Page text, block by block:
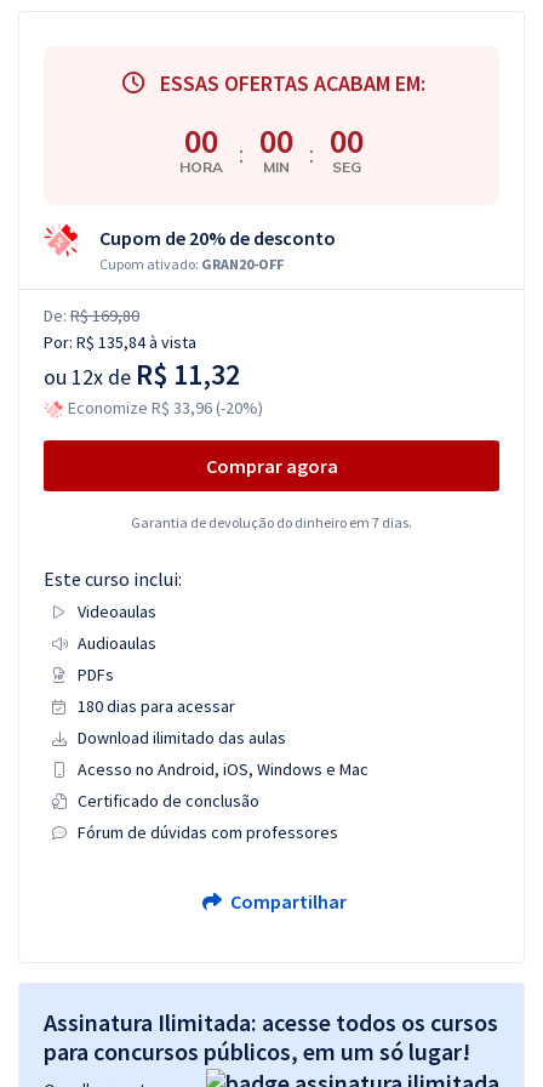
ESSAS OFERTAS ACABAM EM:
00
HORA : 00
MIN : 00
SEG
Cupom de 20% de desconto
Cupom ativado: GRAN20-OFF
De: R$ 169,80
Por: R$ 135,84à vista
ou 12x de R$ 11,32
Economize R$ 33,96 (-20%)
Comprar agora
Garantia de devolução do dinheiro em 7 dias.
Este curso inclui:
Videoaulas
Audioaulas
PDFs
180 dias para acessar
Download ilimitado das aulas
Acesso no Android, iOS, Windows e Mac
Certificado de conclusão
Fórum de dúvidas com professores
Compartilhar
Assinatura Ilimitada: acesse todos os cursos
para concursos públicos, em um só lugar!